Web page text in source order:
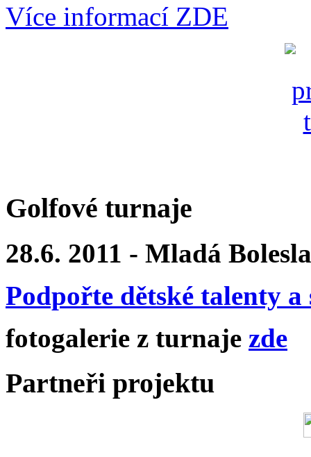
Více informací ZDE
Golfové turnaje
28.6. 2011 - Mladá
Podpořte dětské talenty
fotogalerie z turnaje zde
Partneři projektu